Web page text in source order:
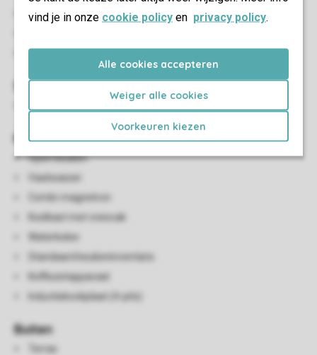
vind je in onze cookie policy en privacy policy.
Alle cookies accepteren
Weiger alle cookies
Voorkeuren kiezen
Eethoek
Spellendoos
Sanitair
Keuken
Open keuken
Vaatwasser
Combi-magnetron
Koelkast met vriesvak
Waterkoker
Standaard keukeninventaris
Koffiezetapparaat
Inductiekookplaat (4-pits)
Buiten
Terras